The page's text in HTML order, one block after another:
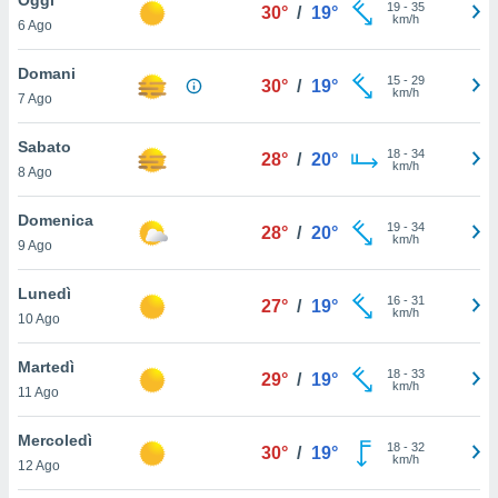
è
al sito
di
ci
di
il
un
la
nella
6 Ago
30° / 19° 19- 35
km/h
Domani
7 Ago
30° / 19° 15- 29
km/h
Sabato
8 Ago
28° / 20° 18- 34
km/h
Domenica
9 Ago
28° / 20° 19- 34
km/h
Lunedì
10 Ago
27° / 19° 16- 31
km/h
Martedì
11 Ago
29° / 19° 18- 33
km/h
Mercoledì
12 Ago
30° / 19° 18- 32
km/h